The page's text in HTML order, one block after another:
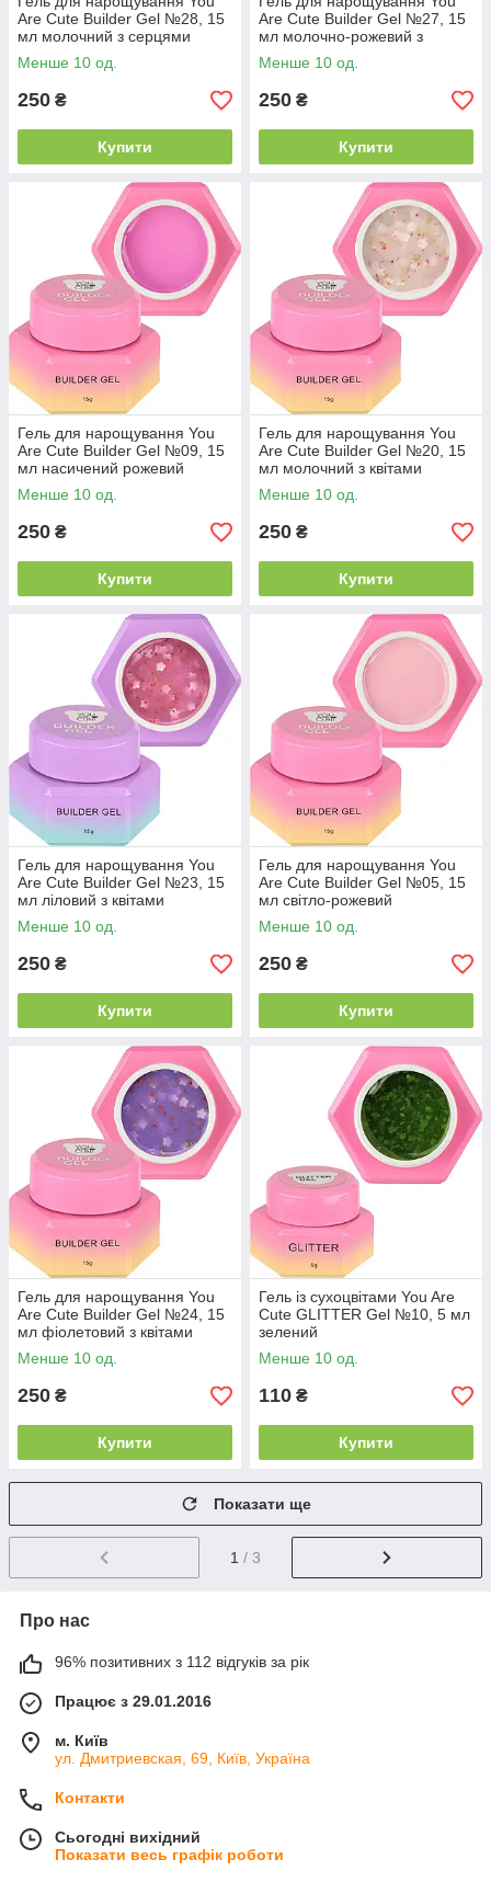
Are Cute Builder Gel №28, 15
мл молочний з серцями
Менше 10 од.
250 ₴
Купити
Are Cute Builder Gel №27, 15
мл молочно-рожевий з
серцями
Менше 10 од.
250 ₴
Купити
Гель для нарощування You
Are Cute Builder Gel №09, 15
мл насичений рожевий
Менше 10 од.
250 ₴
Купити
Гель для нарощування You
Are Cute Builder Gel №20, 15
мл молочний з квітами
Менше 10 од.
250 ₴
Купити
Гель для нарощування You
Are Cute Builder Gel №23, 15
мл ліловий з квітами
Менше 10 од.
250 ₴
Купити
Гель для нарощування You
Are Cute Builder Gel №05, 15
мл світло-рожевий
Менше 10 од.
250 ₴
Купити
Гель для нарощування You
Are Cute Builder Gel №24, 15
мл фіолетовий з квітами
Менше 10 од.
250 ₴
Купити
Гель із сухоцвітами You Are
Cute GLITTER Gel №10, 5 мл
зелений
Менше 10 од.
110 ₴
Купити
Показати ще
1 / 3
Про нас
96% позитивних з 112 відгуків за рік
Працює з 29.01.2016
м. Київ
ул. Дмитриевская, 69, Київ, Україна
Контакти
Сьогодні вихідний
Показати весь графік роботи